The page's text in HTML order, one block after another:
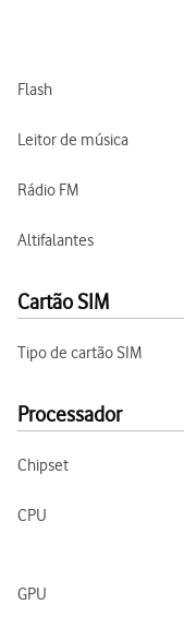
Flash
Leitor de música
Rádio FM
Altifalantes
Cartão SIM
Tipo de cartão SIM
Processador
Chipset
CPU
GPU